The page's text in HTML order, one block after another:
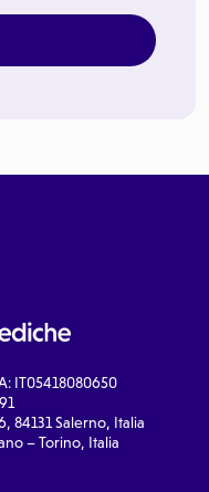
IT05418080650
84131 Salerno, Italia
– Torino, Italia